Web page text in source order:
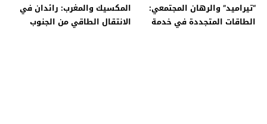
“تيراميد” والرهان المجتمعي:
الطاقات المتجددة في خدمة
المكسيك والمغرب: رائدان في
الانتقال الطاقي من الجنوب